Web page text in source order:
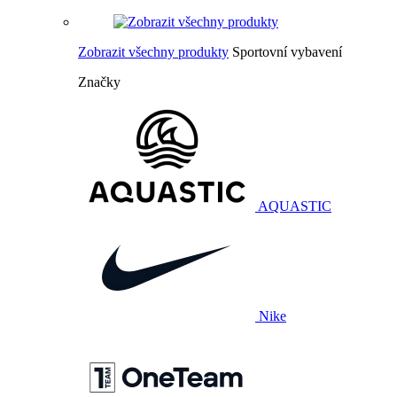
Zobrazit všechny produkty Sportovní vybavení
Značky
AQUASTIC
Nike